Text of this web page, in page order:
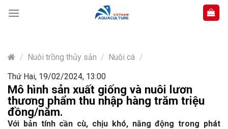
content
/ Nuôi trồng thủy sản / Nuôi cá /
Thứ Hai, 19/02/2024, 13:00
Mô hình sản xuất giống và nuôi lươn
thương phẩm thu nhập hàng trăm triệu
đồng/năm.
Với bản tính cần cù, chịu khó, năng động trong phát